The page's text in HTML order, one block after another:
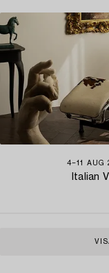
4−11 AUG
Italian